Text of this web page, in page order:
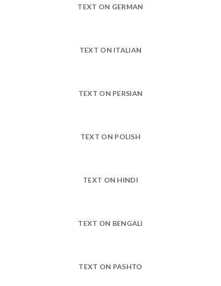
TEXT ON GERMAN
TEXT ON ITALIAN
TEXT ON PERSIAN
TEXT ON POLISH
TEXT ON HINDI
TEXT ON BENGALI
TEXT ON PASHTO